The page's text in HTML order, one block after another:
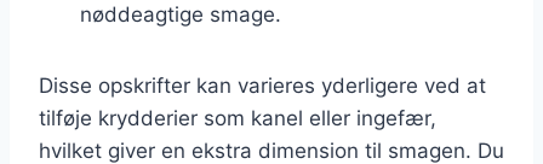
nøddeagtige smage.
Disse opskrifter kan varieres yderligere ved at
tilføje krydderier som kanel eller ingefær,
hvilket giver en ekstra dimension til smagen. Du